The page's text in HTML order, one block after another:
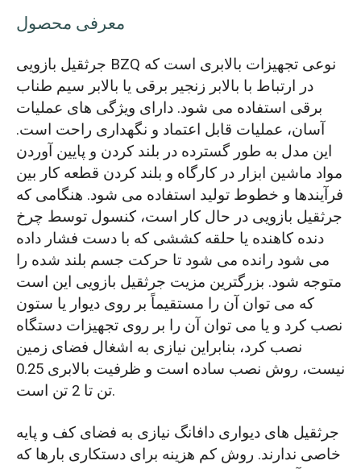
معرفی محصول
جرثقیل بازویی BZQ نوعی تجهیزات بالابری است که
در ارتباط با بالابر زنجیر برقی یا بالابر سیم طناب
برقی استفاده می شود. دارای ویژگی های عملیات
آسان، عملیات قابل اعتماد و نگهداری راحت است.
این مدل به طور گسترده در بلند کردن و پایین آوردن
مواد ماشین ابزار در کارگاه و بلند کردن قطعه کار بین
فرآیندها و خطوط تولید استفاده می شود. هنگامی که
جرثقیل بازویی در حال کار است، کنسول توسط چرخ
دنده کاهنده یا حلقه کششی که با دست فشار داده
می شود رانده می شود تا حرکت جسم بلند شده را
متوجه شود. بزرگترین مزیت جرثقیل بازویی این است
که می توان آن را مستقیماً بر روی دیوار یا ستون
نصب کرد و یا می توان آن را بر روی تجهیزات دستگاه
نصب کرد، بنابراین نیازی به اشغال فضای زمین
نیست، روش نصب ساده است و ظرفیت بالابری 0.25
تن تا 2 تن است.
جرثقیل های دیواری دافانگ نیازی به فضای کف و پایه
خاصی ندارند. روش کم هزینه برای دستکاری بارها که